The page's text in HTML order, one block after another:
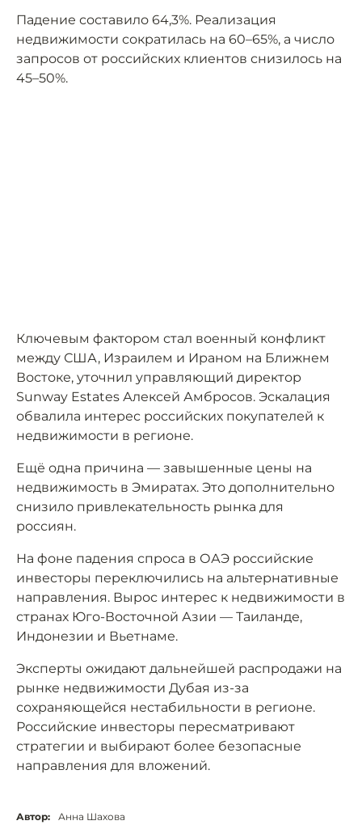
Падение составило 64,3%. Реализация
недвижимости сократилась на 60–65%, а число
запросов от российских клиентов снизилось на
45–50%.
Ключевым фактором стал военный конфликт
между США, Израилем и Ираном на Ближнем
Востоке, уточнил управляющий директор
Sunway Estates Алексей Амбросов. Эскалация
обвалила интерес российских покупателей к
недвижимости в регионе.
Ещё одна причина — завышенные цены на
недвижимость в Эмиратах. Это дополнительно
снизило привлекательность рынка для
россиян.
На фоне падения спроса в ОАЭ российские
инвесторы переключились на альтернативные
направления. Вырос интерес к недвижимости в
странах Юго-Восточной Азии — Таиланде,
Индонезии и Вьетнаме.
Эксперты ожидают дальнейшей распродажи на
рынке недвижимости Дубая из-за
сохраняющейся нестабильности в регионе.
Российские инвесторы пересматривают
стратегии и выбирают более безопасные
направления для вложений.
Автор: Анна Шахова